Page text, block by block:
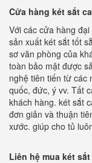
Cửa hàng két sắt
Với các cửa hàng
sản xuất két sắt tốt
sơ văn phòng của
toàn bảo mật được
nghệ tiên tiến từ các
quốc, đức, ý vv. Tất
khách hàng. két sắt
đơn giản và thuận
xước. giúp cho tủ
Liên hệ mua két